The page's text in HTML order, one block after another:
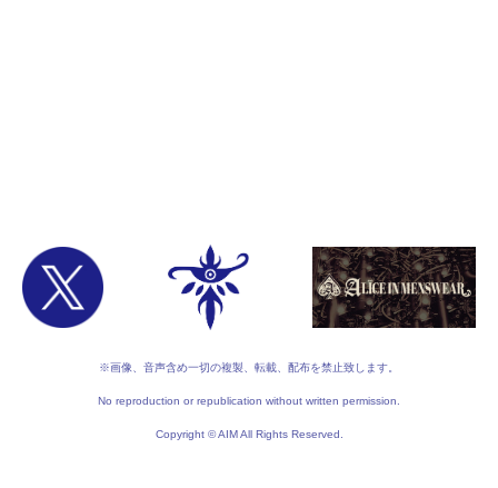
※画像、音声含め一切の複製、転載、配布を禁止致します。
No reproduction or republication without written permission.
Copyright © AIM All Rights Reserved.